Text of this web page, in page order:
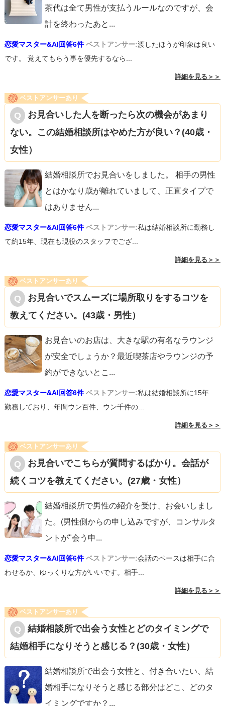
茶代は全て男性が支払うルールなのですが、会
計を終わったあと ...
恋愛マスター&AI回答6件 ベストアンサー:渡したほうが印象は良い
です。 覚えてもらう事を優先するなら...
詳細を見る＞＞
ベストアンサーあり
お見合いした人を断ったら次の機会があまり
ない。この結婚相談所はやめた方が良い？(40歳・
女性）
結婚相談所でお見合いをしました。 相手の男性
とはかなり歳が離れていまして、正直タイプで
はありません...
恋愛マスター&AI回答6件 ベストアンサー:私は結婚相談所に勤務し
て約15年、現在も現役のスタッフでござ...
詳細を見る＞＞
ベストアンサーあり
お見合いでスムーズに場所取りをするコツを
教えてください。(43歳・男性）
お見合いのお店は、大きな駅の有名なラウンジ
が安全でしょうか？最近喫茶店やラウンジの予
約ができないとこ ...
恋愛マスター&AI回答6件 ベストアンサー:私は結婚相談所に15年
勤務しており、年間ウン百件、ウン千件の...
詳細を見る＞＞
ベストアンサーあり
お見合いでこちらが質問するばかり。会話が
続くコツを教えてください。(27歳・女性）
結婚相談所で男性の紹介を受け、お会いしまし
た。(男性側からの申し込みですが、コンサルタ
ントが"会う申...
恋愛マスター&AI回答6件 ベストアンサー:会話のペースは相手に合
わせるか、ゆっくりな方がいいです。相手...
詳細を見る＞＞
ベストアンサーあり
結婚相談所で出会う女性とどのタイミングで
結婚相手になりそうと感じる？(30歳・女性）
結婚相談所で出会う女性と、付き合いたい、結
婚相手になりそうと感じる部分はどこ、どのタ
イミングですか？ ...